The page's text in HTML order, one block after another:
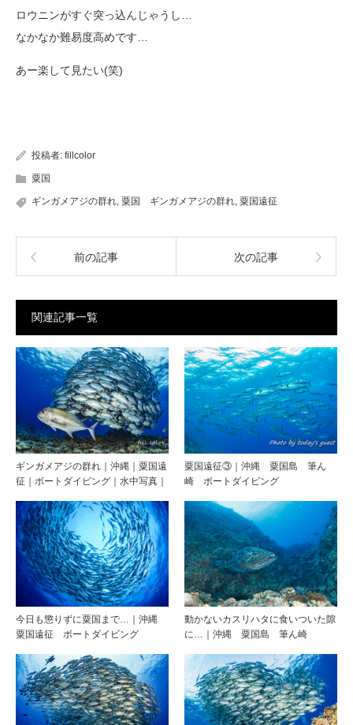
ロウニンがすぐ突っ込んじゃうし…
なかなか難易度高めです…
あー楽して見たい(笑)
投稿者: fillcolor
粟国
ギンガメアジの群れ, 粟国 ギンガメアジの群れ, 粟国遠征
前の記事 次の記事
関連記事一覧
ギンガメアジの群れ｜沖縄｜粟国遠
征｜ボートダイビング｜水中写真｜
粟国遠征③｜沖縄 粟国島 筆ん
崎 ボートダイビング
今日も懲りずに粟国まで…｜沖縄
粟国遠征 ボートダイビング
動かないカスリハタに食いついた隙
に…｜沖縄 粟国島 筆ん崎